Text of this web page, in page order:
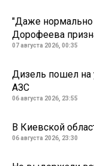
"Даже нормально
Дорофеева
07 августа 2026, 00:35
Дизель пошел на
АЗС
06 августа 2026, 23:55
В Киевской
06 августа 2026, 23:30